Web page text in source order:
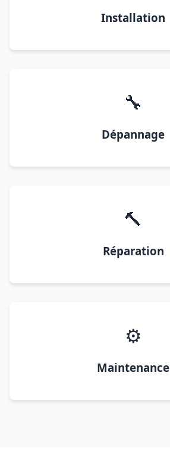
Installation
🔧
Dépannage
🔨
Réparation
⚙️
Maintenance